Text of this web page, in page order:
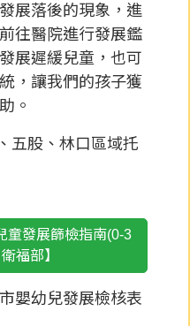
展落後的現象，進
往醫院進行發展鑑
展遲緩兒童，也可
，讓我們的孩子獲
。
五股、林口區域托
童發展篩檢指南(0-3
福部】
嬰幼兒發展檢核表